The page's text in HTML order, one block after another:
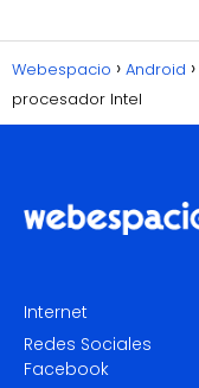
Webespacio Android
procesador Intel
Internet
Redes Sociales
Facebook